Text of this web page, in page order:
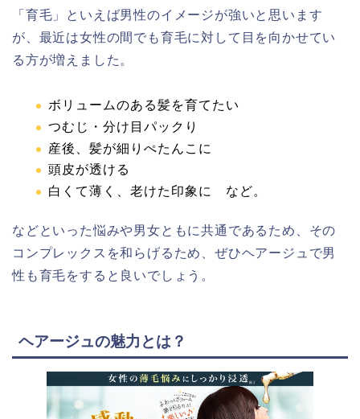
「育毛」といえば男性のイメージが強いと思います
が、最近は女性の間でも育毛に対して目を向かせてい
る方が増えました。
ボリュームのある髪を育てたい
つむじ・分け目パックり
産後、髪が細りぺたんこに
頭皮が透ける
白くて薄く、老けた印象に
など。
などといった悩みや男女ともに共通であるため、その
コンプレックスを和らげるため、ぜひヘアージュで男
性も育毛をすると良いでしょう。
ヘアージュの魅力とは？